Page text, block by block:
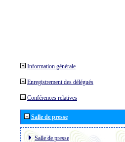
Information générale
Enregistrement des délégués
Conférences relatives
Salle de presse
Salle de presse